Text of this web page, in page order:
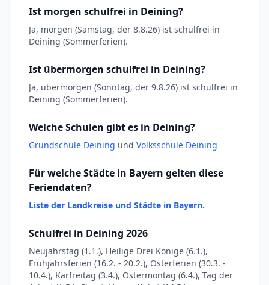
Ist morgen schulfrei in Deining?
Ja, morgen (Samstag, der 8.8.26) ist schulfrei in
Deining (Sommerferien).
Ist übermorgen schulfrei in Deining?
Ja, übermorgen (Sonntag, der 9.8.26) ist schulfrei in
Deining (Sommerferien).
Welche Schulen gibt es in Deining?
Grundschule Deining und Volksschule Deining
Für welche Städte in Bayern gelten diese
Feriendaten?
Liste der Landkreise und Städte in Bayern.
Schulfrei in Deining 2026
Neujahrstag (1.1.), Heilige Drei Könige (6.1.),
Frühjahrsferien (16.2. - 20.2.), Osterferien (30.3. -
10.4.), Karfreitag (3.4.), Ostermontag (6.4.), Tag der